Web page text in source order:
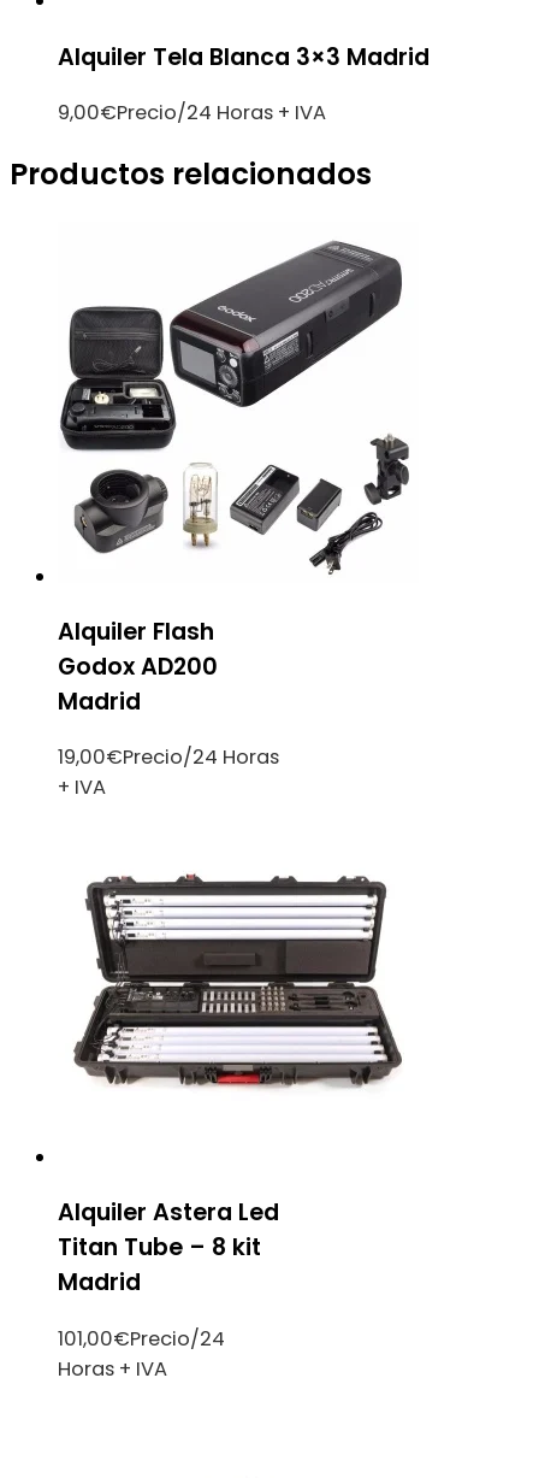
Alquiler Tela Blanca 3×3 Madrid
9,00€Precio/24 Horas + IVA
Productos relacionados
Alquiler Flash
Godox AD200
Madrid
19,00€Precio/24 Horas
+ IVA
Alquiler Astera Led
Titan Tube – 8 kit
Madrid
101,00€Precio/24
Horas + IVA